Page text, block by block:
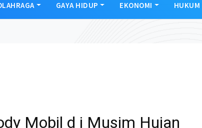
GAYA HIDUP EKONOMI HUKUM
Mobil d i Musim Hujan